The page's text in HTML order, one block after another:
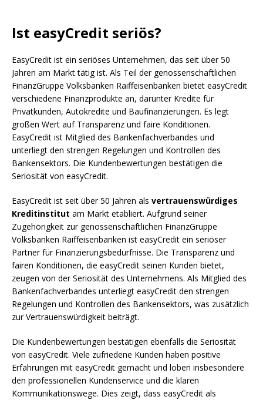
Ist easyCredit seriös?
EasyCredit ist ein seriöses Unternehmen, das seit über 50
Jahren am Markt tätig ist. Als Teil der genossenschaftlichen
FinanzGruppe Volksbanken Raiffeisenbanken bietet easyCredit
verschiedene Finanzprodukte an, darunter Kredite für
Privatkunden, Autokredite und Baufinanzierungen. Es legt
großen Wert auf Transparenz und faire Konditionen.
EasyCredit ist Mitglied des Bankenfachverbandes und
unterliegt den strengen Regelungen und Kontrollen des
Bankensektors. Die Kundenbewertungen bestätigen die
Seriosität von easyCredit.
EasyCredit ist seit über 50 Jahren als vertrauenswürdiges
Kreditinstitut am Markt etabliert. Aufgrund seiner
Zugehörigkeit zur genossenschaftlichen FinanzGruppe
Volksbanken Raiffeisenbanken ist easyCredit ein seriöser
Partner für Finanzierungsbedürfnisse. Die Transparenz und
fairen Konditionen, die easyCredit seinen Kunden bietet,
zeugen von der Seriosität des Unternehmens. Als Mitglied des
Bankenfachverbandes unterliegt easyCredit den strengen
Regelungen und Kontrollen des Bankensektors, was zusätzlich
zur Vertrauenswürdigkeit beiträgt.
Die Kundenbewertungen bestätigen ebenfalls die Seriosität
von easyCredit. Viele zufriedene Kunden haben positive
Erfahrungen mit easyCredit gemacht und loben insbesondere
den professionellen Kundenservice und die klaren
Kommunikationswege. Dies zeigt, dass easyCredit als